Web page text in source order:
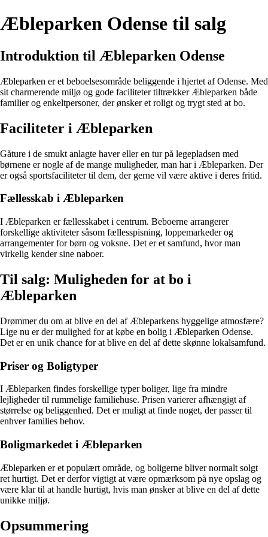
Æbleparken Odense til salg
Introduktion til Æbleparken Odense
Æbleparken er et beboelsesområde beliggende i hjertet af Odense. Med
sit charmerende miljø og gode faciliteter tiltrækker Æbleparken både
familier og enkeltpersoner, der ønsker et roligt og trygt sted at bo.
Faciliteter i Æbleparken
Gåture i de smukt anlagte haver eller en tur på legepladsen med
børnene er nogle af de mange muligheder, man har i Æbleparken. Der
er også sportsfaciliteter til dem, der gerne vil være aktive i deres fritid.
Fællesskab i Æbleparken
I Æbleparken er fællesskabet i centrum. Beboerne arrangerer
forskellige aktiviteter såsom fællesspisning, loppemarkeder og
arrangementer for børn og voksne. Det er et samfund, hvor man
virkelig kender sine naboer.
Til salg: Muligheden for at bo i
Æbleparken
Drømmer du om at blive en del af Æbleparkens hyggelige atmosfære?
Lige nu er der mulighed for at købe en bolig i Æbleparken Odense.
Det er en unik chance for at blive en del af dette skønne lokalsamfund.
Priser og Boligtyper
I Æbleparken findes forskellige typer boliger, lige fra mindre
lejligheder til rummelige familiehuse. Prisen varierer afhængigt af
størrelse og beliggenhed. Det er muligt at finde noget, der passer til
enhver families behov.
Boligmarkedet i Æbleparken
Æbleparken er et populært område, og boligerne bliver normalt solgt
ret hurtigt. Det er derfor vigtigt at være opmærksom på nye opslag og
være klar til at handle hurtigt, hvis man ønsker at blive en del af dette
unikke miljø.
Opsummering